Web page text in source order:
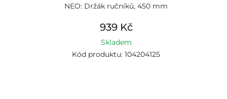
NEO: Držák ručníků, 450 mm
939 Kč
Skladem
Kód produktu: 104204125